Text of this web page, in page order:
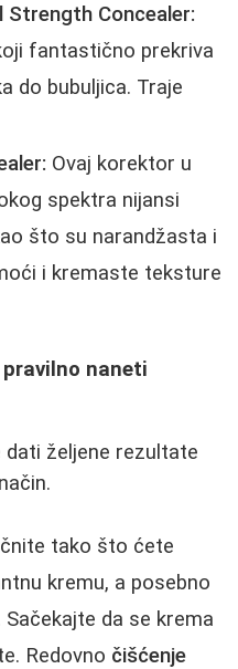
Concealer:
fantastično prekriva
do bubuljica. Traje
Ovaj korektor u
spektra nijansi
što su narandžasta i
i kremaste teksture
naneti
dati željene rezultate
tako što ćete
kremu, a posebno
da se krema
Redovno čišćenje